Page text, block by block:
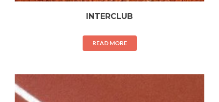
INTERCLUB
READ MORE